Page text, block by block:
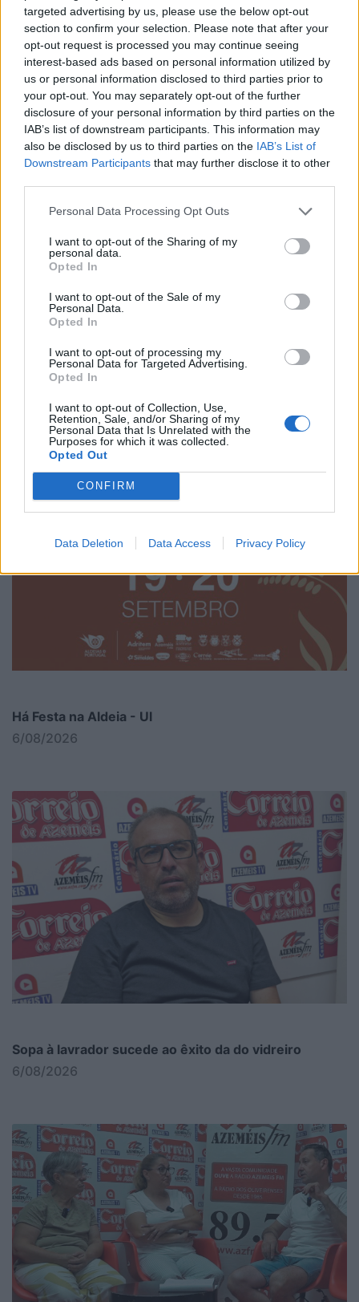
targeted advertising by us, please use the below opt-out
section to confirm your selection. Please note that after your
opt-out request is processed you may continue seeing
interest-based ads based on personal information utilized by
us or personal information disclosed to third parties prior to
your opt-out. You may separately opt-out of the further
disclosure of your personal information by third parties on the
IAB’s list of downstream participants. This information may
also be disclosed by us to third parties on the IAB’s List of
Downstream Participants that may further disclose it to other
Personal Data Processing Opt Outs
I want to opt-out of the Sharing of my
personal data.
Opted In
I want to opt-out of the Sale of my
Personal Data.
Opted In
I want to opt-out of processing my
Personal Data for Targeted Advertising.
Opted In
I want to opt-out of Collection, Use,
Retention, Sale, and/or Sharing of my
Personal Data that Is Unrelated with the
Purposes for which it was collected.
Opted Out
CONFIRM
Data Deletion Data Access Privacy Policy
Grandiosas Festas em Honra do Mártir S. Sebastião,
Há Festa na Aldeia - Ul
6/08/2026
Sopa à lavrador sucede ao êxito da do vidreiro
6/08/2026